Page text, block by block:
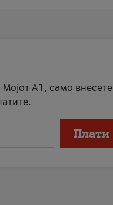
Мојот А1, само внесете
Плати